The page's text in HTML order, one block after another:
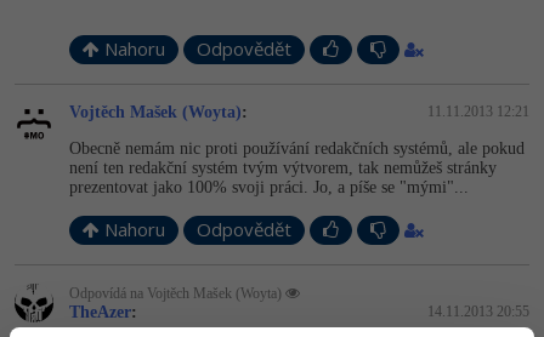
Nahoru Odpovědět
Vojtěch Mašek (Woyta): 11.11.2013 12:21
Obecně nemám nic proti používání redakčních systémů, ale pokud
není ten redakční systém tvým výtvorem, tak nemůžeš stránky
prezentovat jako 100% svoji práci. Jo, a píše se "mými"...
Nahoru Odpovědět
Odpovídá na Vojtěch Mašek (Woyta)
TheAzer: 14.11.2013 20:55